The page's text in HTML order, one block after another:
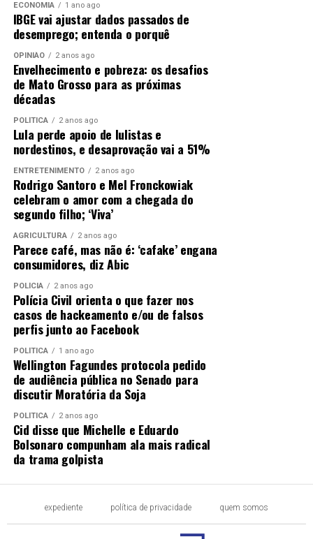
ECONOMIA 1 ano ago
IBGE vai ajustar dados passados de
desemprego; entenda o porquê
OPINIÃO 2 anos ago
Envelhecimento e pobreza: os desafios
de Mato Grosso para as próximas
décadas
POLÍTICA 2 anos ago
Lula perde apoio de lulistas e
nordestinos, e desaprovação vai a 51%
ENTRETENIMENTO 2 anos ago
Rodrigo Santoro e Mel Fronckowiak
celebram o amor com a chegada do
segundo filho; ‘Viva’
AGRICULTURA 2 anos ago
Parece café, mas não é: ‘cafake’ engana
consumidores, diz Abic
POLÍCIA 2 anos ago
Polícia Civil orienta o que fazer nos
casos de hackeamento e/ou de falsos
perfis junto ao Facebook
POLÍTICA 1 ano ago
Wellington Fagundes protocola pedido
de audiência pública no Senado para
discutir Moratória da Soja
POLÍTICA 2 anos ago
Cid disse que Michelle e Eduardo
Bolsonaro compunham ala mais radical
da trama golpista
expediente política de privacidade quem somos